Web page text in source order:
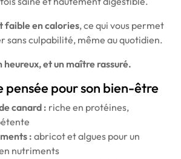
faible en calories, ce qui vous permet
sans culpabilité, même au quotidien.
heureux, et un maître rassuré.
pensée pour son bien-être
canard : riche en protéines,
: abricot et algues pour un
nutriments